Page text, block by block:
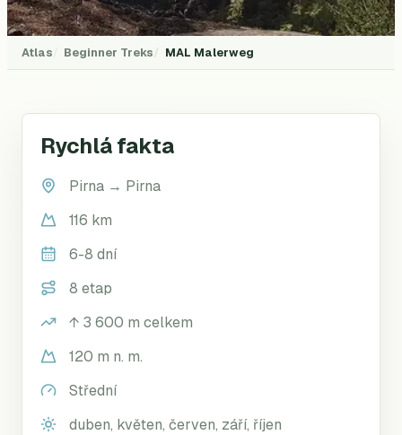
Atlas Beginner Treks MAL Malerweg
Rychlá fakta
Pirna → Pirna
116 km
6-8 dní
8 etap
↑ 3 600 m celkem
120 m n. m.
Střední
duben, květen, červen, září, říjen